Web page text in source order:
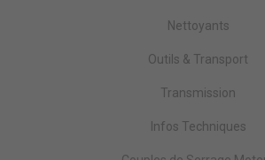
Nettoyants
Outils & Transport
Transmission
Infos Techniques